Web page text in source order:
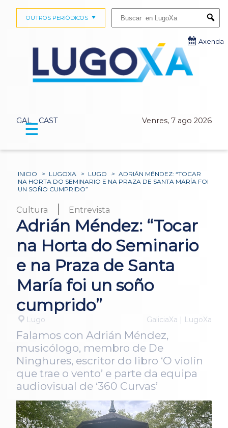
GAL CAST Venres, 7 ago 2026
OUTROS PERIÓDICOS
Axenda
☰
INICIO > LUGOXA > LUGO > ADRIÁN MÉNDEZ: “TOCAR
NA HORTA DO SEMINARIO E NA PRAZA DE SANTA MARÍA FOI
UN SOÑO CUMPRIDO”
Cultura | Entrevista
Adrián Méndez: “Tocar
na Horta do Seminario
e na Praza de Santa
María foi un soño
cumprido”
Lugo GaliciaXa | LugoXa
Falamos con Adrián Méndez,
musicólogo, membro de De
Ninghures, escritor do libro ‘O violín
que trae o vento’ e parte da equipa
audiovisual de ‘360 Curvas’